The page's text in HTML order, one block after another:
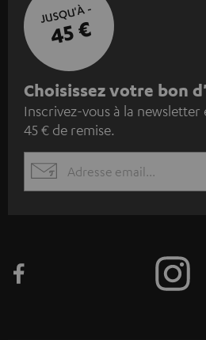
JUSQU'À -
45 €
I
n
s
c
r
z
Choisissez votre bon
Inscrivez-vous à la newsletter
45 € de remise.
EMAIL